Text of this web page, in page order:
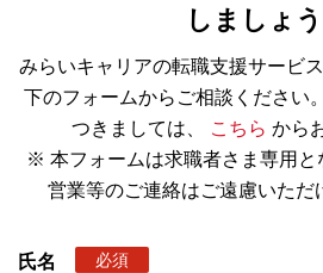
しましょう
みらいキャリアの転職支援サービ
下のフォームからご相談ください。
つきましては、
こちら から
※ 本フォームは求職者さま専用と
営業等のご連絡はご遠慮いただ
氏名 必須